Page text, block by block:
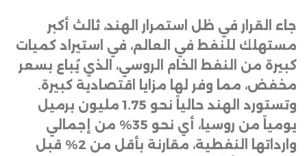
جاء القرار في ظل استمرار الهند، ثالث أكبر
مستهلك للنفط في العالم، في استيراد كميات
كبيرة من النفط الخام الروسي، الذي يُباع بسعر
مخفض، مما وفر لها مزايا اقتصادية كبيرة.
وتستورد الهند حالياً نحو 1.75 مليون برميل
يومياً من روسيا، أي نحو 35% من إجمالي
وارداتها النفطية، مقارنة بأقل من 2% قبل